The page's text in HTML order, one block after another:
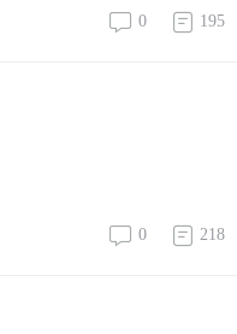
0 195
0 218